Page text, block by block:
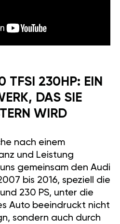
TFSI 230HP: EIN
DAS SIE
WIRD
nach einem
und Leistung
gemeinsam den Audi
bis 2016, speziell die
230 PS, unter die
Auto beeindruckt nicht
sondern auch durch